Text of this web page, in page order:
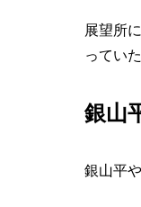
展望所
ってい
銀山
銀山平